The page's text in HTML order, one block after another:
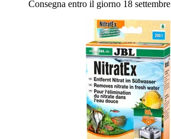
Consegna entro il giorno 18 settembre